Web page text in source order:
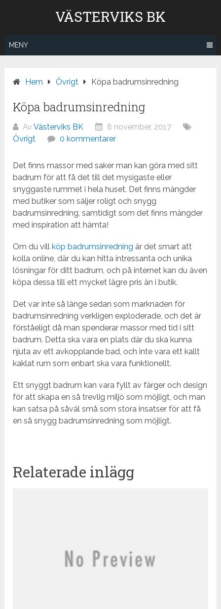
VÄSTERVIKS BK
MENY
Hem Övrigt Köpa badrumsinredning
Köpa badrumsinredning
AvVästerviks BK
8 november, 2017
Övrigt
0 kommentarer
Det finns massor med saker man kan göra med sitt
badrum för att få det till det mysigaste eller
snyggaste rummet i hela huset. Det finns mängder
med butiker som säljer roligt och snygg
badrumsinredning, samtidigt som det finns mängder
med inspiration att hämta!
Om du vill köp badrumsinredning är det smart att
kolla online, där du kan hitta intressanta och unika
lösningar för ditt badrum, och på internet kan du även
köpa dessa till ett mycket lägre pris än i butik.
Det var inte så länge sedan som marknaden för
badrumsinredning verkligen exploderade, och det är
förståeligt då man spenderar massor med tid i sitt
badrum. Detta ska vara en plats där du ska kunna
njuta av ett avkopplande bad, och inte vara ett kallt
kaklat rum som enbart ska vara funktionellt.
Ett snyggt badrum kan vara fyllt av färger och design
för att skapa en så trevlig miljö som möjligt, och man
kan satsa på såväl små som stora insatser för att få
en så snygg badrumsinredning som möjligt.
Relaterade inlägg